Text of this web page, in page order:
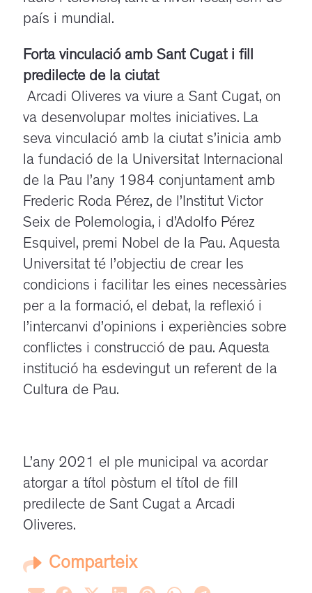
país i mundial.
Forta vinculació amb Sant Cugat i fill
predilecte de la ciutat
Arcadi Oliveres va viure a Sant Cugat, on
va desenvolupar moltes iniciatives. La
seva vinculació amb la ciutat s’inicia amb
la fundació de la Universitat Internacional
de la Pau l’any 1984 conjuntament amb
Frederic Roda Pérez, de l’Institut Victor
Seix de Polemologia, i d’Adolfo Pérez
Esquivel, premi Nobel de la Pau. Aquesta
Universitat té l’objectiu de crear les
condicions i facilitar les eines necessàries
per a la formació, el debat, la reflexió i
l’intercanvi d’opinions i experiències sobre
conflictes i construcció de pau. Aquesta
institució ha esdevingut un referent de la
Cultura de Pau.
L’any 2021 el ple municipal va acordar
atorgar a títol pòstum el títol de fill
predilecte de Sant Cugat a Arcadi
Oliveres.
Comparteix